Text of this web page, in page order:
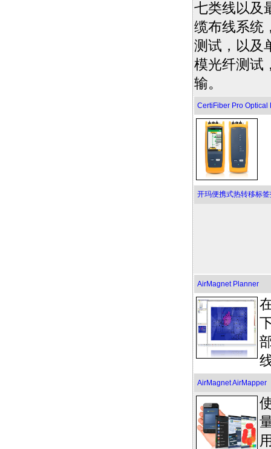
七类线以及
缆布线系统
测试，以及
模光纤测试
输。
CertiFiber Pro Optical
开玛便携式热转移标
AirMagnet Planner
AirMagnet AirMapper